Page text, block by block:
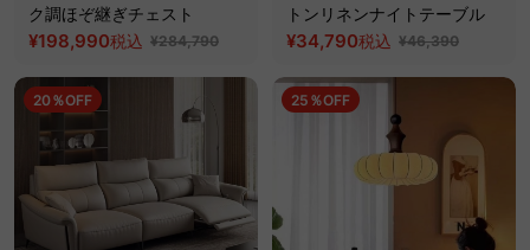
ク調ほぞ継ぎチェスト
¥198,990税込 ¥284,790
トンリネンナイトテーブル
¥34,790税込 ¥46,390
20％OFF 25％OFF